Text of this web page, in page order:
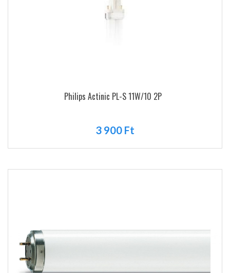
Philips Actinic PL-S 11W/10 2P
3 900 Ft